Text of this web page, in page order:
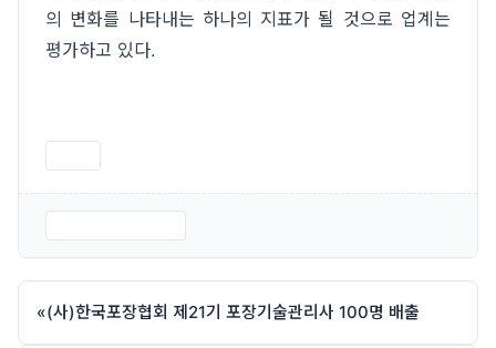
의 변화를 나타내는 하나의 지표가 될 것으로 업계는
평가하고 있다.
«(사)한국포장협회 제21기 포장기술관리사 100명 배출